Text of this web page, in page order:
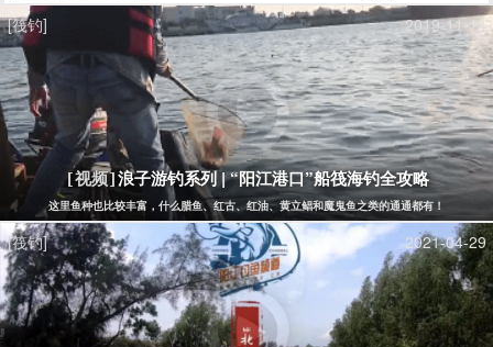
[筏钓]
2019-11-14
[视频] 浪子游钓系列 | “阳江港口”船筏海钓全攻略
这里鱼种也比较丰富，什么腊鱼、红古、红油、黄立鲳和魔鬼鱼之类的通通都有！
[筏钓] 2021-04-29